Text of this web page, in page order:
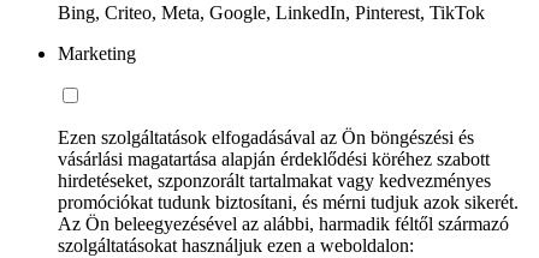
Bing, Criteo, Meta, Google, LinkedIn, Pinterest, TikTok
Marketing
Ezen szolgáltatások elfogadásával az Ön böngészési és
vásárlási magatartása alapján érdeklődési köréhez szabott
hirdetéseket, szponzorált tartalmakat vagy kedvezményes
promóciókat tudunk biztosítani, és mérni tudjuk azok sikerét.
Az Ön beleegyezésével az alábbi, harmadik féltől származó
szolgáltatásokat használjuk ezen a weboldalon: